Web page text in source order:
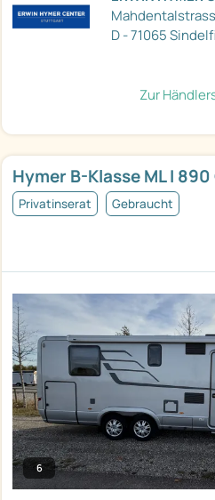
D - 71065
Zur
Hymer B-Klasse ML I
Privatinserat Gebraucht
6